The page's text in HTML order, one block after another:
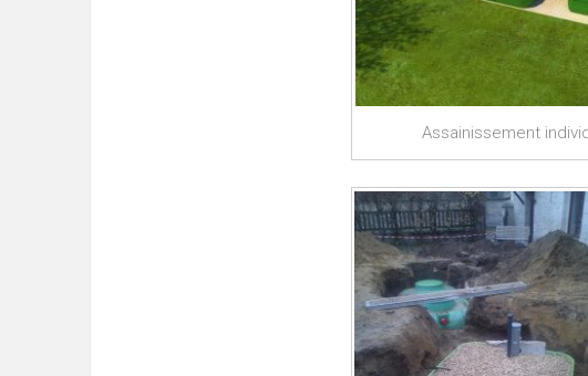
Assainissement